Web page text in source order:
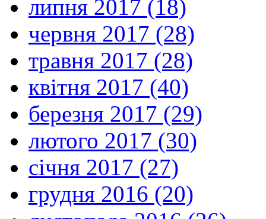
липня 2017 (18)
червня 2017 (28)
травня 2017 (28)
квітня 2017 (40)
березня 2017 (29)
лютого 2017 (30)
січня 2017 (27)
грудня 2016 (20)